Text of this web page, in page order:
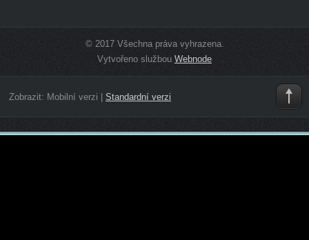
© 2017 Všechna práva vyhrazena.
Vytvořeno službouWebnode
Zobrazit: Mobilní verzi Standardní verzi